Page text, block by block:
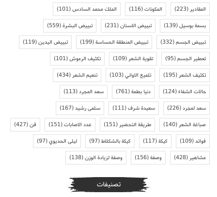
المقادير(223) المكونات(116) الملك محمد السادس(101)
بسمة بوسيل(139) تبييض الاسنان(231) تبييض البشرة(559)
تبييض الجسم(332) تبييض المنطقة الحساسة(199) تبييض اليدين(119)
تعطير الجسم(95) تقوية الشعر(109) تكثيف الرموش(101)
تكثيف الشعر(195) تلميع الاواني(103) تنعيم الشعر(434)
حالات الشفاء(124) دنيا بطمة(761) سعد المجرد(113)
سعد لمجرد(226) سعيدة شرف(111) سلمى رشيد(167)
صباغة الشعر(140) طريقة التحضير(151) عدد الاصابات(151) فن(427)
فوائد(109) كيكة(117) كيكة بالشكلاط(97) ليلى الحديوي(97)
مشاهير(428) وصفة(156) وصفة لزيادة الوزن(138)
تصنيفات